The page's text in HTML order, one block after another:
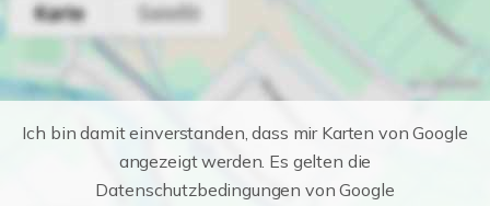
Ich bin damit einverstanden, dass mir Karten von Google
angezeigt werden. Es gelten die
Datenschutzbedingungen von Google